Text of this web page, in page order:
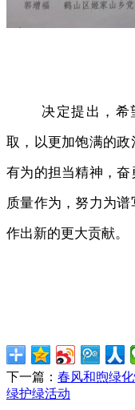
决定提出，
取，以更加饱满的
有为的担当精神，
质量作为，努力为
作出新的更大贡献。
下一篇： 春风和煦绿
绿护绿活动